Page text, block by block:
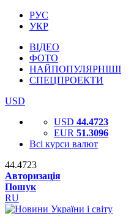
РУС
УКР
ВІДЕО
ФОТО
НАЙПОПУЛЯРНІШІ
СПЕЦПРОЕКТИ
USD
USD 44.4723
EUR 51.3096
Всі курси валют
44.4723
Авторизація
Пошук
RU